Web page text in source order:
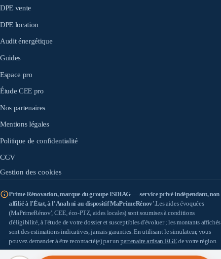
DPE vente
DPE location
Audit énergétique
Guides
Espace pro
Étude CEE pro
Nos partenaires
Mentions légales
Politique de confidentialité
CGV
Gestion des cookies
Prime Rénovation, marque du groupe ISDIAG — service privé indépendant, non
affilié à l'État, à l'Anah ni au dispositif MaPrimeRénov'.Les aides évoquées
(MaPrimeRénov', CEE, éco-PTZ, aides locales) sont soumises à conditions
d'éligibilité, à l'étude de votre dossier et susceptibles d'évoluer ; les montants affichés
sont des estimations indicatives, jamais garanties. En utilisant le simulateur, vous
pouvez demander à être recontacté(e) par un partenaire artisan RGEde votre région.